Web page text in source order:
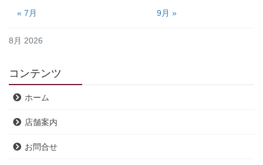
8月 2026
« 7月 9月 »
コンテンツ
ホーム
店舗案内
お問合せ